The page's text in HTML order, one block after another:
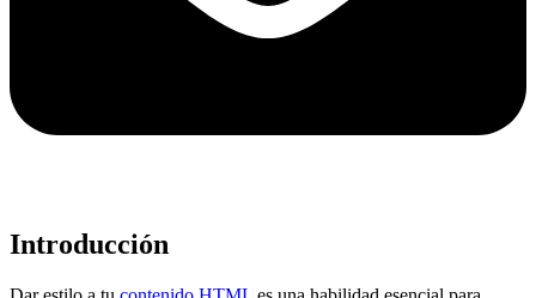
Introducción